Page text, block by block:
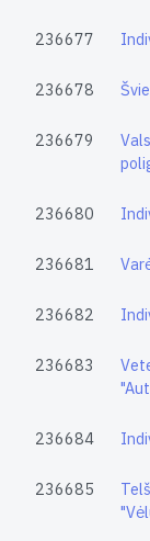
236677
236678
236679
236680
236681
236682
236683
236684
236685